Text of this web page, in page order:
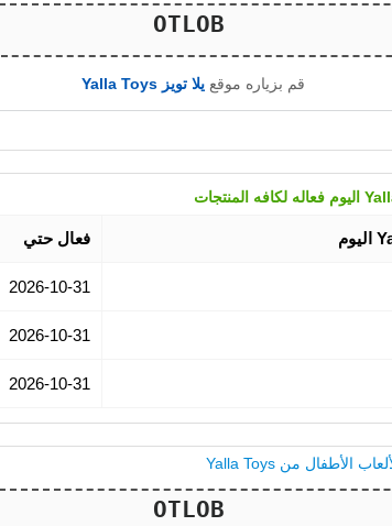
قم بزياره موقعيلا تويز Yalla Toys
فعال حتي
2026-10-31
2026-10-31
2026-10-31